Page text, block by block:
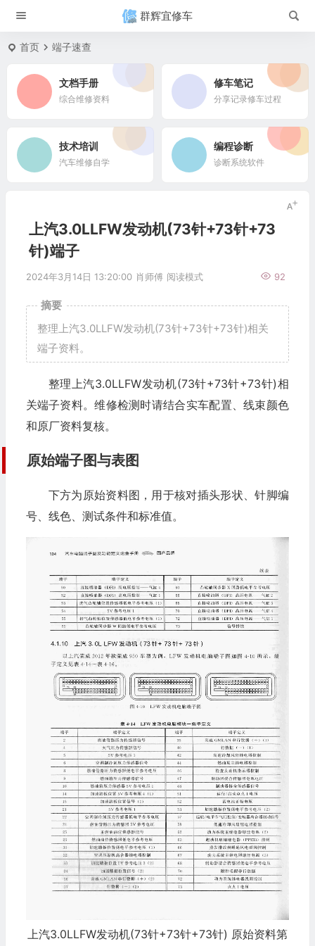
群辉宜修车
首页 端子速查
文档手册
综合维修资料
修车笔记
分享记录修车过程
技术培训
汽车维修自学
编程诊断
诊断系统软件
上汽3.0LLFW发动机(73针+73针+73
针)端子
2024年3月14日 13:20:00 肖师傅 92
阅读模式
摘要
整理上汽3.0LLFW发动机(73针+73针+73针)相关
端子资料。
整理上汽3.0LLFW发动机(73针+73针+73针)相
关端子资料。维修检测时请结合实车配置、线束颜色
和原厂资料复核。
原始端子图与表图
下方为原始资料图，用于核对插头形状、针脚编
号、线色、测试条件和标准值。
上汽3.0LLFW发动机(73针+73针+73针) 原始资料第